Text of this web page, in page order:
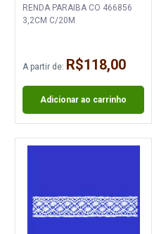
RENDA PARAIBA CO 466856
3,2CM C/20M
A partir de: R$118,00
Adicionar ao carrinho